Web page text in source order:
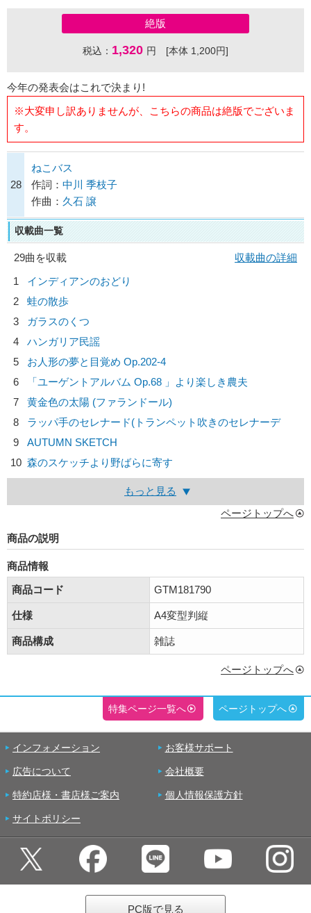
絶版
税込： 1,320 円 [本体 1,200円]
今年の発表会はこれで決まり!
※大変申し訳ありませんが、こちらの商品は絶版でございま
す。
28
ねこバス
作詞： 中川 季枝子
作曲： 久石 譲
収載曲一覧
29曲を収載
収載曲の詳細
1
インディアンのおどり
2
蛙の散歩
3
ガラスのくつ
4
ハンガリア民謡
5
お人形の夢と目覚め Op.202-4
6
「ユーゲントアルバム Op.68 」より楽しき農夫
7
黄金色の太陽 (ファランドール)
8
ラッパ手のセレナード(トランペット吹きのセレナーデ
9
AUTUMN SKETCH
10 森のスケッチより野ばらに寄す
もっと見る
ページトップへ
商品の説明
商品情報
商品コード
GTM181790
仕様 A4変型判縦
商品構成 雑誌
ページトップへ
特集ページ一覧へ ページトップへ
インフォメーション お客様サポート
広告について 会社概要
特約店様・書店様ご案内 個人情報保護方針
サイトポリシー
PC版で見る